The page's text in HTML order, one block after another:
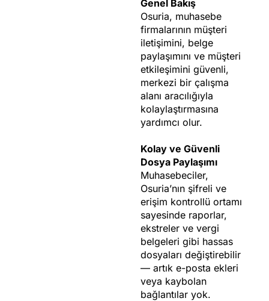
Genel Bakış
Osuria, muhasebe
firmalarının müşteri
iletişimini, belge
paylaşımını ve müşteri
etkileşimini güvenli,
merkezi bir çalışma
alanı aracılığıyla
kolaylaştırmasına
yardımcı olur.
Kolay ve Güvenli
Dosya Paylaşımı
Muhasebeciler,
Osuria’nın şifreli ve
erişim kontrollü ortamı
sayesinde raporlar,
ekstreler ve vergi
belgeleri gibi hassas
dosyaları değiştirebilir
— artık e-posta ekleri
veya kaybolan
bağlantılar yok.